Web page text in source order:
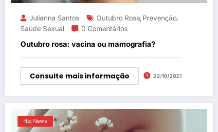
Julianna Santos Outubro Rosa, Prevenção,
Saúde Sexual
0 Comentários
Outubro rosa: vacina ou mamografia?
Consulte mais informação 22/10/2021
Hot News